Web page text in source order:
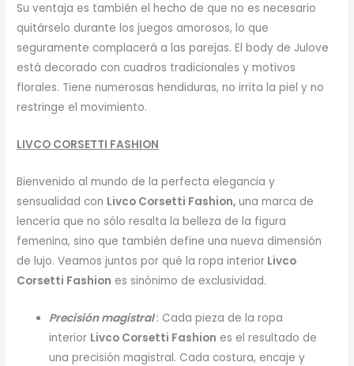
Su ventaja es también el hecho de que no es necesario
quitárselo durante los juegos amorosos, lo que
seguramente complacerá a las parejas. El body de Julove
está decorado con cuadros tradicionales y motivos
florales. Tiene numerosas hendiduras, no irrita la piel y no
restringe el movimiento.
LIVCO CORSETTI FASHION
Bienvenido al mundo de la perfecta elegancia y
sensualidad con Livco Corsetti Fashion, una marca de
lencería que no sólo resalta la belleza de la figura
femenina, sino que también define una nueva dimensión
de lujo. Veamos juntos por qué la ropa interior Livco
Corsetti Fashion es sinónimo de exclusividad.
Precisión magistral: Cada pieza de la ropa
interior Livco Corsetti Fashion es el resultado de
una precisión magistral. Cada costura, encaje y